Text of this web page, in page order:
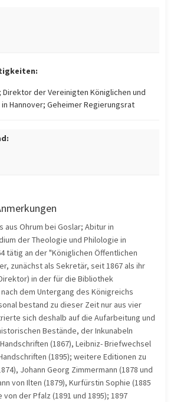
der Vereinigten Königlichen und
Hannover; Geheimer Regierungsrat
aus Ohrum bei Goslar; Abitur in
der Theologie und Philologie in
tätig an der "Königlichen Öffentlichen
zunächst als Sekretär, seit 1867 als ihr
in der für die Bibliothek
dem Untergang des Königreichs
bestand zu dieser Zeit nur aus vier
sich deshalb auf die Aufarbeitung und
Bestände, der Inkunabeln
(1867), Leibniz- Briefwechsel
(1895); weitere Editionen zu
Johann Georg Zimmermann (1878 und
von Ilten (1879), Kurfürstin Sophie (1885
der Pfalz (1891 und 1895); 1897